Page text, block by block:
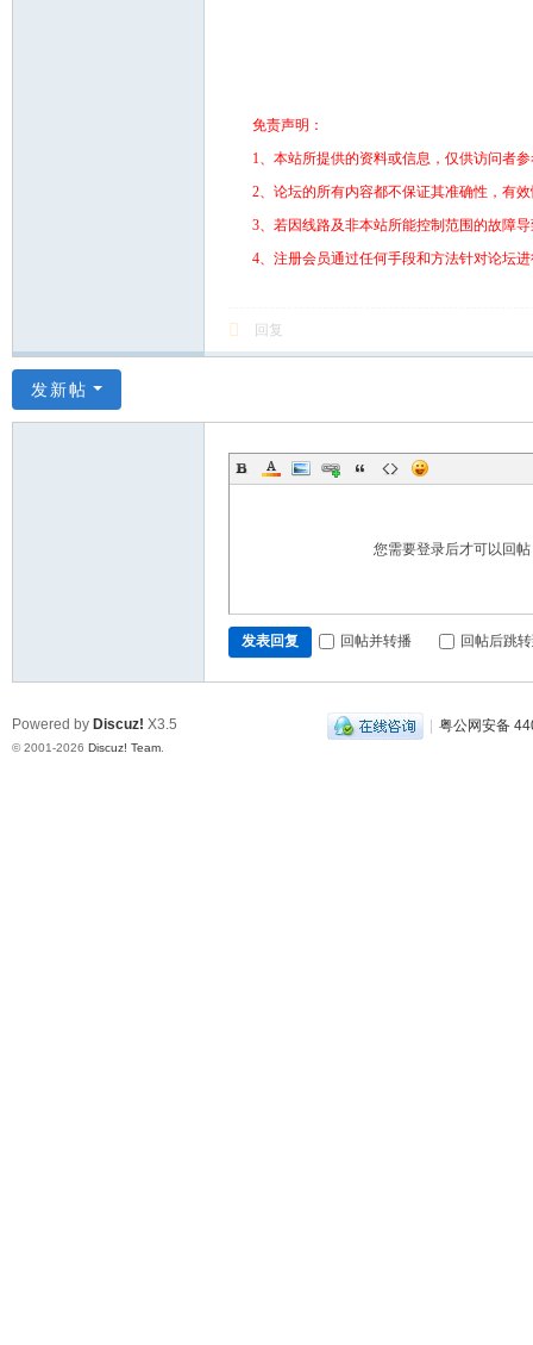
免责声明：
1、本站所提供的资料或信息，仅供访问者
2、论坛的所有内容都不保证其准确性，有
3、若因线路及非本站所能控制范围的故障
4、注册会员通过任何手段和方法针对论坛
回复
发新帖
您需要登录后才可以回帖
发表回复 回帖并转播 回帖后跳
| 粤公网安备
Powered by Discuz! X3.5
© 2001-2026 Discuz! Team